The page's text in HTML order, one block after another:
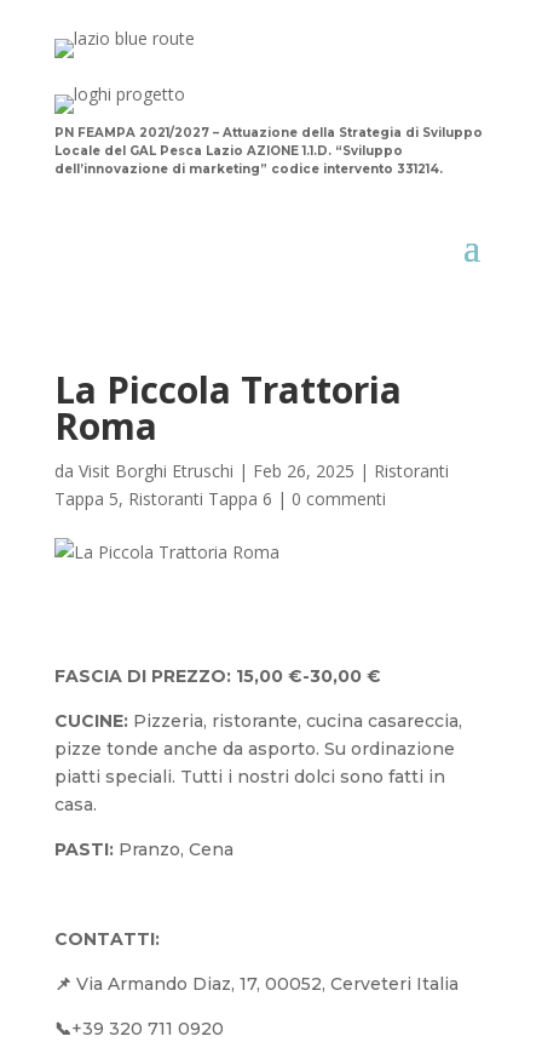
PN FEAMPA 2021/2027 – Attuazione della Strategia di Sviluppo
Locale del GAL Pesca Lazio AZIONE 1.1.D. “Sviluppo
dell’innovazione di marketing” codice intervento 331214.
La Piccola Trattoria
Roma
da Visit Borghi Etruschi | Feb 26, 2025 | Ristoranti
Tappa 5, Ristoranti Tappa 6 | 0 commenti
FASCIA DI PREZZO: 15,00 €-30,00 €
CUCINE: Pizzeria, ristorante, cucina casareccia,
pizze tonde anche da asporto. Su ordinazione
piatti speciali. Tutti i nostri dolci sono fatti in
casa.
PASTI: Pranzo, Cena
CONTATTI:
📌 Via Armando Diaz, 17, 00052, Cerveteri Italia
📞+39 320 711 0920